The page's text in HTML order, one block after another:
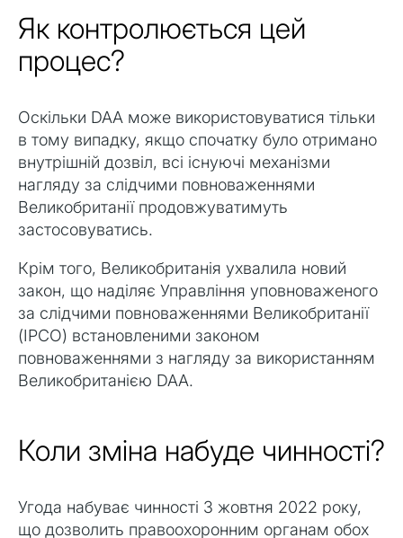
Як контролюється цей
процес?
Оскільки DAA може використовуватися тільки
в тому випадку, якщо спочатку було отримано
внутрішній дозвіл, всі існуючі механізми
нагляду за слідчими повноваженнями
Великобританії продовжуватимуть
застосовуватись.
Крім того, Великобританія ухвалила новий
закон, що наділяє Управління уповноваженого
за слідчими повноваженнями Великобританії
(IPCO) встановленими законом
повноваженнями з нагляду за використанням
Великобританією DAA.
Коли зміна набуде чинності?
Угода набуває чинності 3 жовтня 2022 року,
що дозволить правоохоронним органам обох